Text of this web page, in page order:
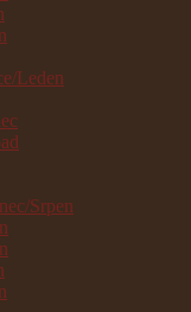
Leden
Srpen